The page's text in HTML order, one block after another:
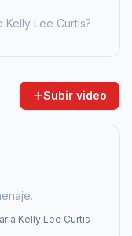
Kelly Lee Curtis?
Subir video
a Kelly Lee Curtis